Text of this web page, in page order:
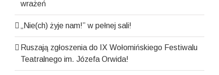
wrażeń
„Nie(ch) żyje nam!” w pełnej sali!
Ruszają zgłoszenia do IX Wołomińskiego Festiwalu
Teatralnego im. Józefa Orwida!